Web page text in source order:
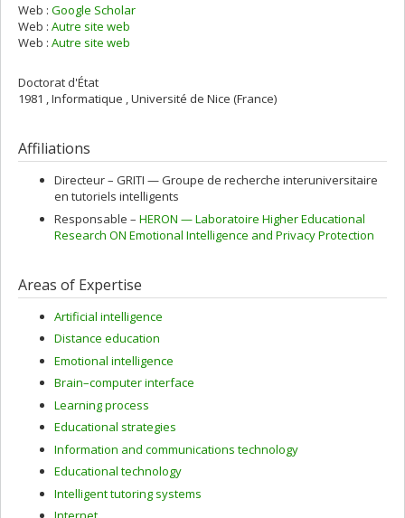
Web : Google Scholar
Web : Autre site web
Web : Autre site web
Doctorat d'État
1981 , Informatique , Université de Nice (France)
Affiliations
Directeur – GRITI — Groupe de recherche interuniversitaire
en tutoriels intelligents
Responsable – HERON — Laboratoire Higher Educational
Research ON Emotional Intelligence and Privacy Protection
Areas of Expertise
Artificial intelligence
Distance education
Emotional intelligence
Brain–computer interface
Learning process
Educational strategies
Information and communications technology
Educational technology
Intelligent tutoring systems